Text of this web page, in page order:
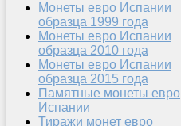
Монеты евро Испании
образца 1999 года
Монеты евро Испании
образца 2010 года
Монеты евро Испании
образца 2015 года
Памятные монеты евро
Испании
Тиражи монет евро